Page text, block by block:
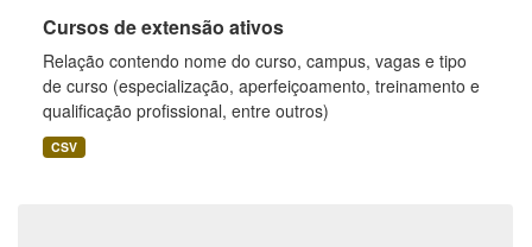
Cursos de extensão ativos
Relação contendo nome do curso, campus, vagas e tipo
de curso (especialização, aperfeiçoamento, treinamento e
qualificação profissional, entre outros)
CSV